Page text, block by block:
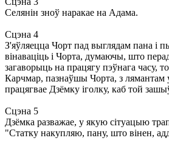
Селянін зноў наракае на Адама.
Сцэна 4
З'яўляецца Чорт пад выглядам пана і
вінаваціць і Чорта, думаючы, што
загаворыць на працягу пэўнага часу,
Карчмар, пазнаўшы Чорта, з лямантам
працягвае Дзёмку іголку, каб той
Сцэна 5
Дзёмка разважае, у якую сітуацыю
"Статку накупляю, пану, што вінен,